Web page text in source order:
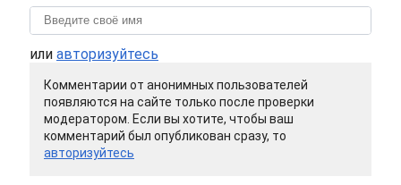
или авторизуйтесь
Комментарии от анонимных пользователей
появляются на сайте только после проверки
модератором. Если вы хотите, чтобы ваш
комментарий был опубликован сразу, то
авторизуйтесь